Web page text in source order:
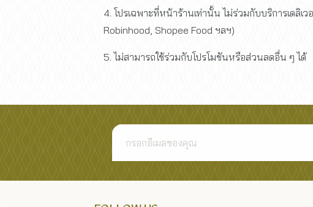
4. โปรเฉพาะที่หน้าร้านเท่านั้น ไม่ร่วมกับบริการเดลิเว
Robinhood, Shopee Food ฯลฯ)
5. ไม่สามารถใช้ร่วมกับโปรโมชันหรือส่วนลดอื่น ๆ ได้